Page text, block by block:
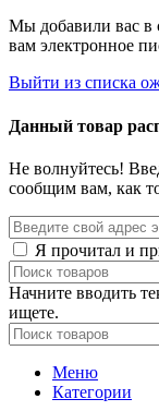
Мы добавили вас в
вам электронное
Выйти из списка
Данный товар
Не волнуйтесь!
сообщим вам, как
Я прочитал и
Начните вводить
ищете.
Меню
Категории